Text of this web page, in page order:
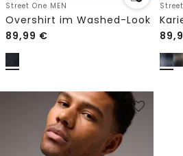
Street One MEN
Overshirt im Washed-Look
89,99 €